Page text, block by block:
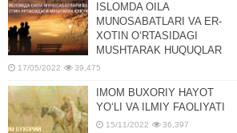
ISLOMDA OILA
MUNOSABATLARI VA ER-
XOTIN OʻRTASIDAGI
MUSHTARAK HUQUQLAR
17/05/2022 39,475
IMOM BUXORIY HAYOT
YOʻLI VA ILMIY FAOLIYATI
15/11/2022 36,397